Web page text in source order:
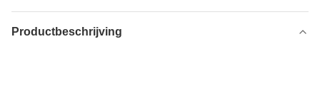
Productbeschrijving